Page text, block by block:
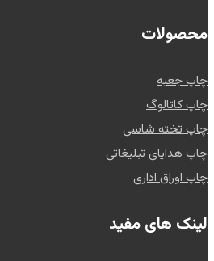
محصولات
چاپ جعبه
چاپ کاتالوگ
چاپ تخته شاسی
چاپ هدایای تبلیغاتی
چاپ اوراق اداری
لینک های مفید